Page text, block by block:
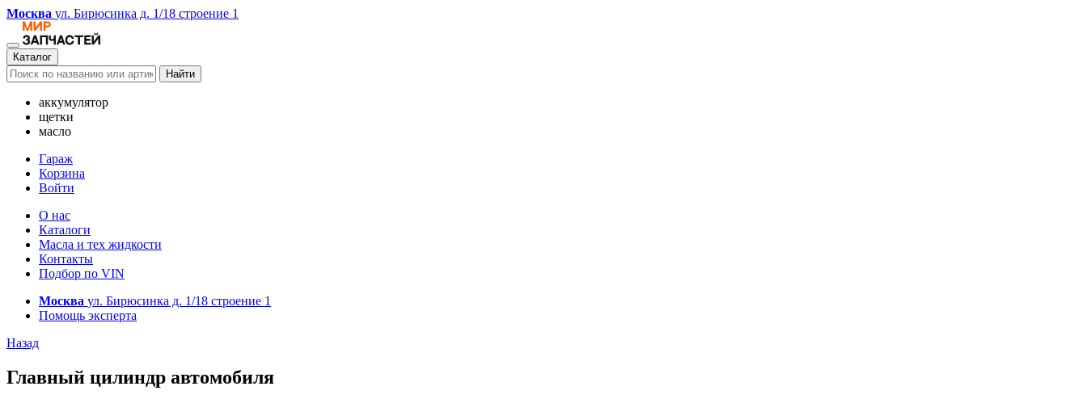
Москва ул. Бирюсинка д. 1/18 строение 1
Каталог
Найти
аккумулятор
щетки
масло
Гараж
Корзина
Войти
О нас
Каталоги
Масла и тех жидкости
Контакты
Подбор по VIN
Москва ул. Бирюсинка д. 1/18 строение 1
Помощь эксперта
Назад
Главный цилиндр автомобиля